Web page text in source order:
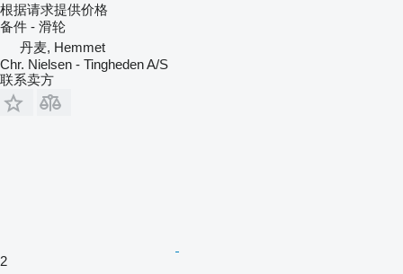
根据请求提供价格
备件 - 滑轮
丹麦, Hemmet
Chr. Nielsen - Tingheden A/S
联系卖方
2